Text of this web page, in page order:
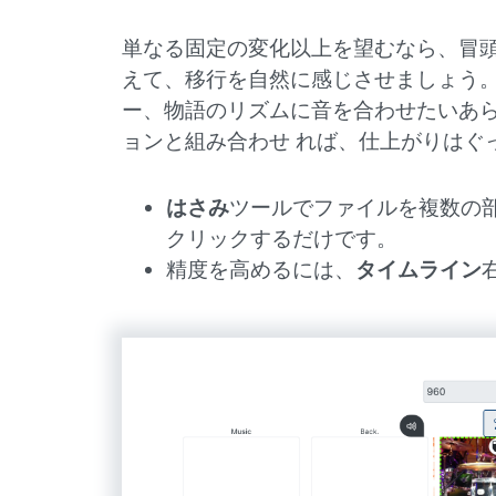
単なる固定の変化以上を望むなら、冒
えて、移行を自然に感じさせましょう
ー、物語のリズムに音を合わせたいあ
ョンと組み合わせ れば、仕上がりは
はさみツールでファイルを複数の
クリックするだけです。
精度を高めるには、
タイムライン